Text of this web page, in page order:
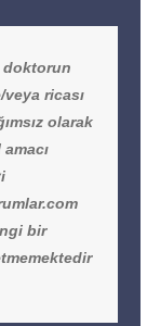
doktorun
ricası
olarak
bir